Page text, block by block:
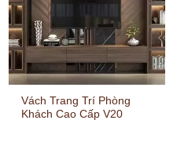
Vách Trang Trí Phòng
Khách Cao Cấp V20